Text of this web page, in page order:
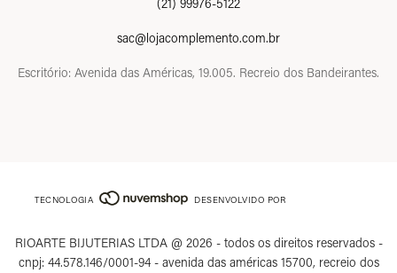
sac@lojacomplemento.com.br
Escritório: Avenida das Américas, 19.005. Recreio dos Bandeirantes.
TECNOLOGIA DESENVOLVIDO POR
RIOARTE BIJUTERIAS LTDA @ 2026 - todos os direitos reservados -
cnpj: 44.578.146/0001-94 - avenida das américas 15700, recreio dos